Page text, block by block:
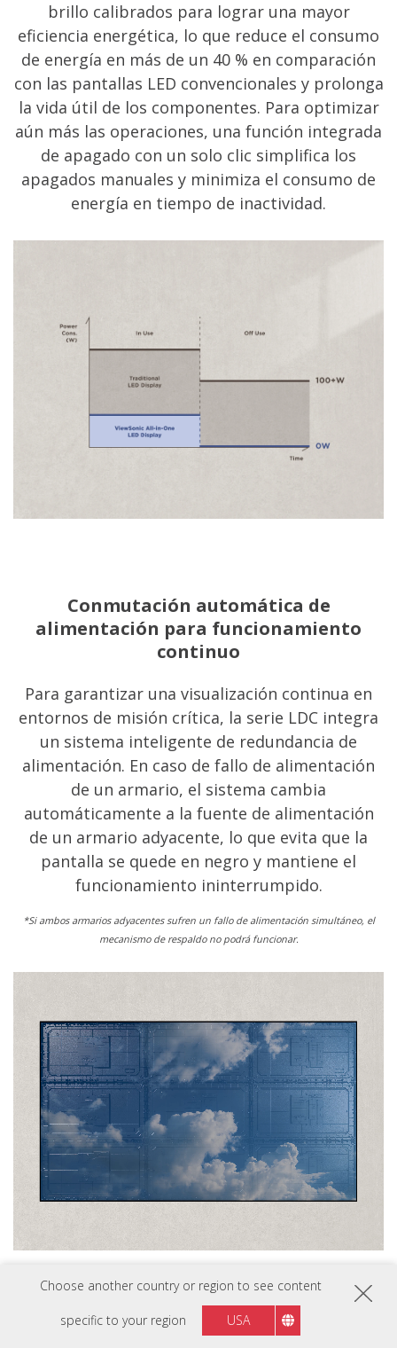
Choose another country or region to see content
specific to your region USA
brillo calibrados para lograr una mayor
eficiencia energética, lo que reduce el consumo
de energía en más de un 40 % en comparación
con las pantallas LED convencionales y prolonga
la vida útil de los componentes. Para optimizar
aún más las operaciones, una función integrada
de apagado con un solo clic simplifica los
apagados manuales y minimiza el consumo de
energía en tiempo de inactividad.
Conmutación automática de
alimentación para funcionamiento
continuo
Para garantizar una visualización continua en
entornos de misión crítica, la serie LDC integra
un sistema inteligente de redundancia de
alimentación. En caso de fallo de alimentación
de un armario, el sistema cambia
automáticamente a la fuente de alimentación
de un armario adyacente, lo que evita que la
pantalla se quede en negro y mantiene el
funcionamiento ininterrumpido.
*Si ambos armarios adyacentes sufren un fallo de alimentación simultáneo, el
mecanismo de respaldo no podrá funcionar.
Fácil mantenimiento frontal completo